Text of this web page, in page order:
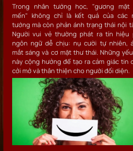
Trong nhân tướng học, "gương mặt
mến" không chỉ là kết quả của các
tướng mà còn phản ánh trạng thái nội
Người vui vẻ thường phát ra tín hiệu
ngôn ngữ dễ chịu: nụ cười tự nhiên,
mắt sáng và cơ mặt thư thái. Những
này cộng hưởng để tạo ra cảm giác tin
cởi mở và thân thiện cho người đối diện.